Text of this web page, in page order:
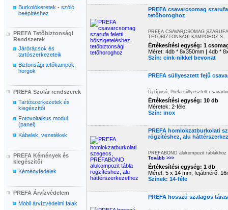
Burkolókeretek - szóló
beépítéshez
PREFA Tetőbiztonsági
Rendszerek
Járórácsok és
tartószerkezeteik
Biztonsági tetőkampók,
horgok
PREFA Szolár rendszerek
Tartószerkezetek és
kiegészítői
Fotovoltaikus modul
(panel)
Kábelek, vezetékek
PREFA Kémények és
kiegészítői
Kéményfedelek
PREFA Árvízvédelem
Mobil árvízvédelmi falak
PREFA csavarcsomag
tetőhoroghoz
PREFA CSAVARCSOMAG
TETŐBIZTONSÁGI KAMPÓHOZ
Értékesítési egység: 1
Méret: 4db * 8x350mm | 4db *
Szín: cink-nikkel bevonat
PREFA süllyesztett fejű
Új típusú, Prefa süllyesztett
Értékesítési egység: 10 db
Méretek: 2-féle
Szín: inox
PREFA homlokzatburkolati
rögzítéshez, alu
PREFABOND alukompozit
Tovább >>>
Értékesítési egység: 1 db
Méret: 5 x 14 mm, fejátmérő:
Színek: 14-féle
PREFA hosszú szalagos